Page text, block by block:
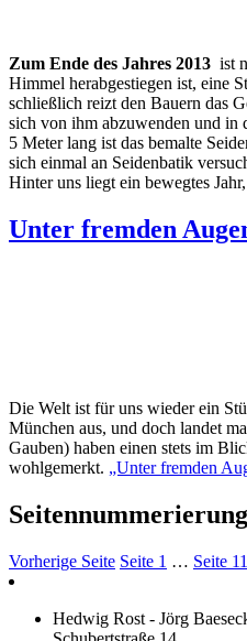
Zum Ende des Jahres 2013 ist
Himmel herabgestiegen ist, eine
schließlich reizt den Bauern das
sich von ihm abzuwenden und in
5 Meter lang ist das bemalte
sich einmal an Seidenbatik
Hinter uns liegt ein bewegtes
Unter fremden
Die Welt ist für uns wieder ein
München aus, und doch landet
Gauben) haben einen stets im
wohlgemerkt. „Unter fremden
Vorherige Seite Seite 1 … Seite 11
Hedwig Rost - Jörg